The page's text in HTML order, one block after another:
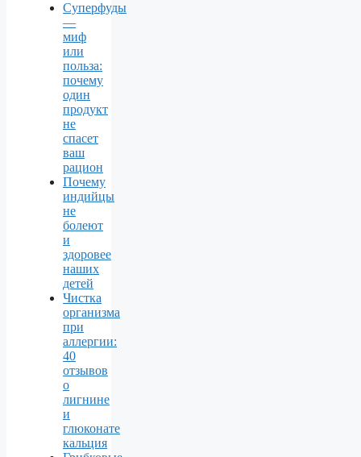
Суперфуды
—
миф
или
польза:
почему
один
продукт
не
спасет
ваш
рацион
Почему
индийцы
не
болеют
и
здоровее
наших
детей
Чистка
организма
при
аллергии:
40
отзывов
о
лигнине
и
глюконате
кальция